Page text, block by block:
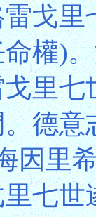
戈里
權)
里
德
因里
七